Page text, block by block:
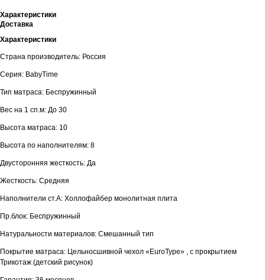
Характеристики
Доставка
Характеристики
Страна производитель: Россия
Серия: BabyTime
Тип матраса: Беспружинный
Вес на 1 сп.м: До 30
Высота матраса: 10
Высота по наполнителям: 8
Двусторонняя жесткость: Да
Жесткость: Средняя
Наполнители ст.А: Холлофайбер монолитная плита
Пр.блок: Беспружинный
Натуральности материалов: Смешанный тип
Покрытие матраса: Цельносшивной чехол «EuroType» , с прокрытием
Трикотаж (детский рисунок)